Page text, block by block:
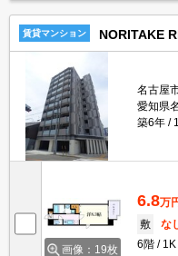
賃貸マンション NORITAKE
名古屋
愛知県
築6年
画像：19枚
6.8万
敷
な
6階
1K